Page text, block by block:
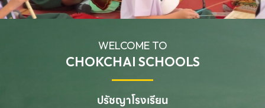
WELCOME TO
CHOKCHAI SCHOOLS
ปรัชญาโรงเรียน